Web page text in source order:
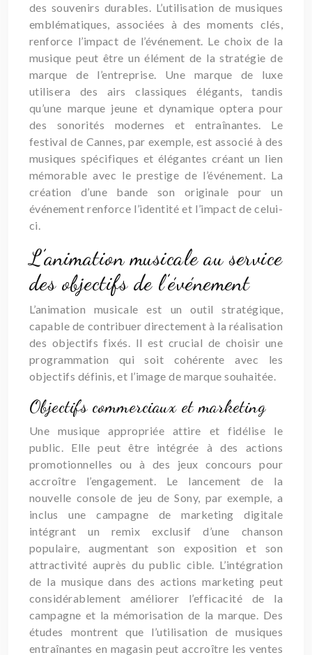
des souvenirs durables. L’utilisation de musiques
emblématiques, associées à des moments clés,
renforce l’impact de l’événement. Le choix de la
musique peut être un élément de la stratégie de
marque de l’entreprise. Une marque de luxe
utilisera des airs classiques élégants, tandis
qu’une marque jeune et dynamique optera pour
des sonorités modernes et entraînantes. Le
festival de Cannes, par exemple, est associé à des
musiques spécifiques et élégantes créant un lien
mémorable avec le prestige de l’événement. La
création d’une bande son originale pour un
événement renforce l’identité et l’impact de celui-
ci.
L’animation musicale au service
des objectifs de l’événement
L’animation musicale est un outil stratégique,
capable de contribuer directement à la réalisation
des objectifs fixés. Il est crucial de choisir une
programmation qui soit cohérente avec les
objectifs définis, et l’image de marque souhaitée.
Objectifs commerciaux et marketing
Une musique appropriée attire et fidélise le
public. Elle peut être intégrée à des actions
promotionnelles ou à des jeux concours pour
accroître l’engagement. Le lancement de la
nouvelle console de jeu de Sony, par exemple, a
inclus une campagne de marketing digitale
intégrant un remix exclusif d’une chanson
populaire, augmentant son exposition et son
attractivité auprès du public cible. L’intégration
de la musique dans des actions marketing peut
considérablement améliorer l’efficacité de la
campagne et la mémorisation de la marque. Des
études montrent que l’utilisation de musiques
entraînantes en magasin peut accroître les ventes